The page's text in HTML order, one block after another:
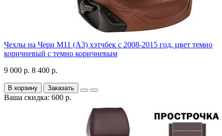
Чехлы на Чери М11 (А3) хэтчбек с 2008-2015 год, цвет темно
коричневый с темно коричневым
9 000 р. 8 400 р.
В корзину Заказать
Ваша скидка: 600 р.